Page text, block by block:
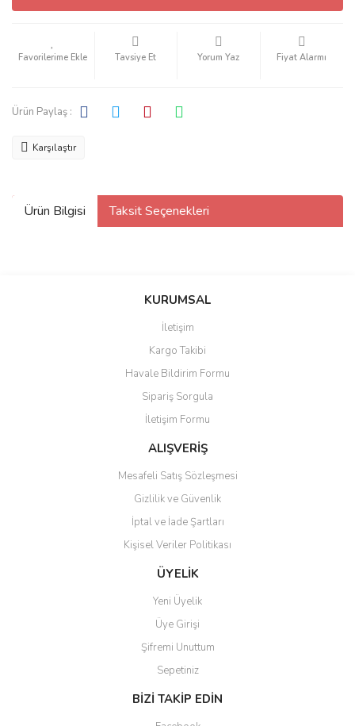
Tavsiye Et Yorum Yaz Fiyat Alarmı
Ürün Paylaş :
Karşılaştır
Ürün Bilgisi Taksit Seçenekleri
KURUMSAL
İletişim
Kargo Takibi
Havale Bildirim Formu
Sipariş Sorgula
İletişim Formu
ALIŞVERİŞ
Mesafeli Satış Sözleşmesi
Gizlilik ve Güvenlik
İptal ve İade Şartları
Kişisel Veriler Politikası
ÜYELİK
Yeni Üyelik
Üye Girişi
Şifremi Unuttum
Sepetiniz
BİZİ TAKİP EDİN